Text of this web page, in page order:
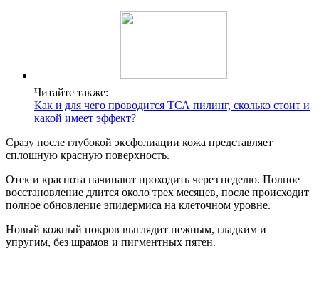
Читайте также:
Как и для чего проводится ТСА пилинг, сколько стоит и
какой имеет эффект?
Сразу после глубокой эксфолиации кожа представляет
сплошную красную поверхность.
Отек и краснота начинают проходить через неделю. Полное
восстановление длится около трех месяцев, после происходит
полное обновление эпидермиса на клеточном уровне.
Новый кожный покров выглядит нежным, гладким и
упругим, без шрамов и пигментных пятен.